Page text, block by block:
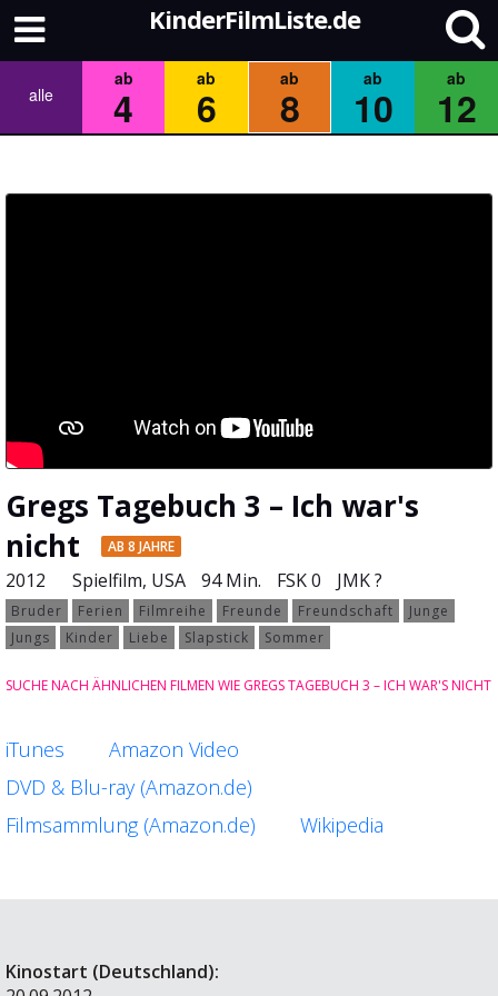
KinderFilmListe.de
alle
ab
4
ab
6
ab
8
ab
10
ab
12
Gregs Tagebuch 3 – Ich war's
nicht
AB 8 JAHRE
2012 Spielfilm, USA 94 Min. FSK 0 JMK ?
Bruder Ferien Filmreihe Freunde Freundschaft
Junge
Jungs
Kinder Liebe Slapstick Sommer
SUCHE NACH ÄHNLICHEN FILMEN WIE GREGS TAGEBUCH 3 – ICH WAR'S NICHT
iTunes
Amazon Video
DVD & Blu-ray (Amazon.de)
Filmsammlung (Amazon.de)
Wikipedia
Kinostart (Deutschland):